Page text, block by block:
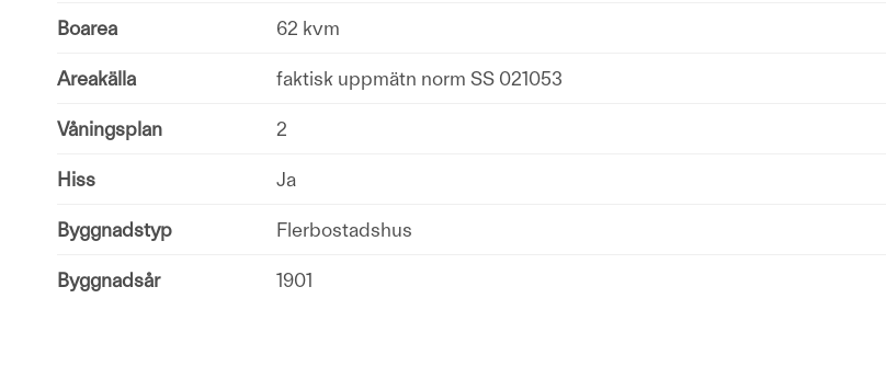
Boarea 62 kvm
Areakälla faktisk uppmätn norm SS 021053
Våningsplan 2
Hiss Ja
Byggnadstyp Flerbostadshus
Byggnadsår 1901